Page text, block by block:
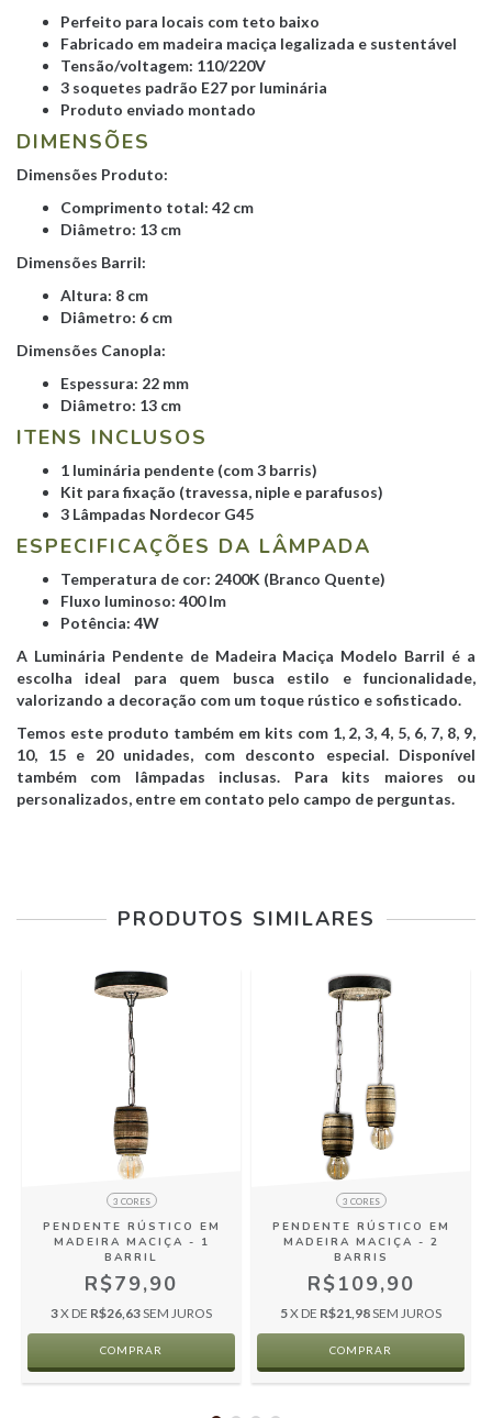
Perfeito para locais com teto baixo
Fabricado em madeira maciça legalizada e sustentável
Tensão/voltagem: 110/220V
3 soquetes padrão E27 por luminária
Produto enviado montado
DIMENSÕES
Dimensões Produto:
Comprimento total: 42 cm
Diâmetro: 13 cm
Dimensões Barril:
Altura: 8 cm
Diâmetro: 6 cm
Dimensões Canopla:
Espessura: 22 mm
Diâmetro: 13 cm
ITENS INCLUSOS
1 luminária pendente (com 3 barris)
Kit para fixação (travessa, niple e parafusos)
3 Lâmpadas Nordecor G45
ESPECIFICAÇÕES DA LÂMPADA
Temperatura de cor: 2400K (Branco Quente)
Fluxo luminoso: 400 lm
Potência: 4W
A Luminária Pendente de Madeira Maciça Modelo Barril é a
escolha ideal para quem busca estilo e funcionalidade,
valorizando a decoração com um toque rústico e sofisticado.
Temos este produto também em kits com 1, 2, 3, 4, 5, 6, 7, 8, 9,
10, 15 e 20 unidades, com desconto especial. Disponível
também com lâmpadas inclusas. Para kits maiores ou
personalizados, entre em contato pelo campo de perguntas.
PRODUTOS SIMILARES
3 CORES
PENDENTE RÚSTICO EM
MADEIRA MACIÇA - 1
BARRIL
R$79,90
3X DE R$26,63SEM JUROS
COMPRAR
3 CORES
PENDENTE RÚSTICO EM
MADEIRA MACIÇA - 2
BARRIS
R$109,90
5X DE R$21,98SEM JUROS
COMPRAR